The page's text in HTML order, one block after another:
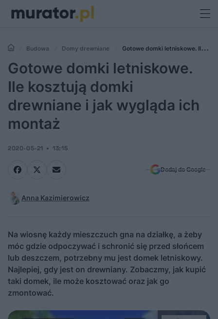
Budowa Domy drewniane
Gotowe domki letniskowe. Ile
kosztują domki drewniane i jak wygląda ich montaż
Gotowe domki letniskowe.
Ile kosztują domki
drewniane i jak wygląda ich
montaż
2020-05-21 13:15
Dodaj do Google
Anna Kazimierowicz
Na wiosnę każdy mieszczuch gna na działkę, a żeby
móc gdzie odpoczywać i schronić się przed słońcem
lub deszczem, potrzebny mu jest domek letniskowy.
Najlepiej, gdy jest on drewniany. Zobaczmy, jak kupić
taki domek, ile może kosztować oraz jak go
zmontować.